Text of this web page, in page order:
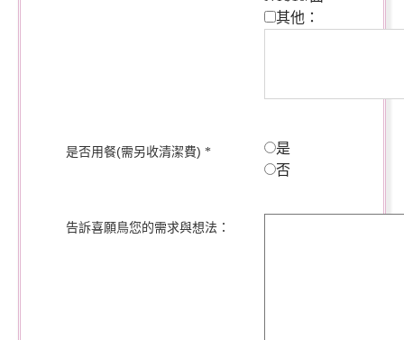
其他：
是否用餐(需另收清潔費) *
是
否
告訴喜願鳥您的需求與想法：